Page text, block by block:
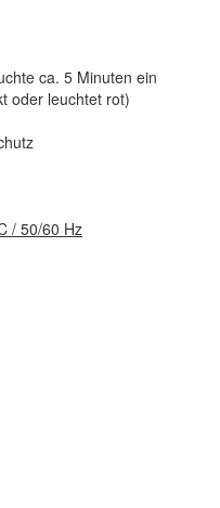
ca. 5 Minuten ein
oder leuchtet rot)
/ 50/60 Hz